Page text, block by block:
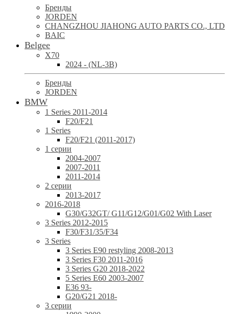
Бренды
JORDEN
CHANGZHOU JIAHONG AUTO PARTS CO., LTD
BAIC
Belgee
X70
2024 - (NL-3B)
Бренды
JORDEN
BMW
1 Series 2011-2014
F20/F21
1 Series
F20/F21 (2011-2017)
1 серии
2004-2007
2007-2011
2011-2014
2 серии
2013-2017
2016-2018
G30/G32GT/ G11/G12/G01/G02 With Laser
3 Series 2012-2015
F30/F31/35/F34
3 Series
3 Series E90 restyling 2008-2013
3 Series F30 2011-2016
3 Series G20 2018-2022
5 Series E60 2003-2007
E36 93-
G20/G21 2018-
3 серии